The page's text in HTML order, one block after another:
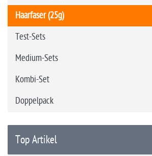
Haarfaser (25g)
Test-Sets
Medium-Sets
Kombi-Set
Doppelpack
Top Artikel